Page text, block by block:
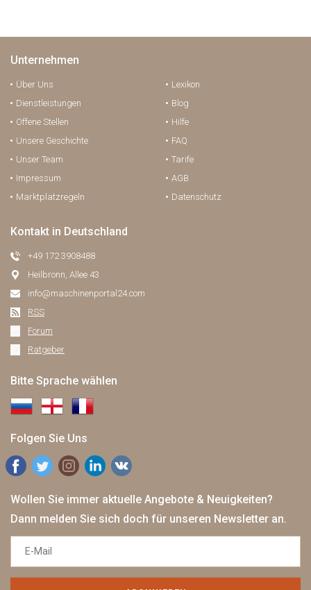
Unternehmen
Über Uns
Dienstleistungen
Offene Stellen
Unsere Geschichte
Unser Team
Impressum
Marktplatzregeln
Lexikon
Blog
Hilfe
FAQ
Tarife
AGB
Datenschutz
Kontakt in Deutschland
+49 172 3908488
Heilbronn, Allee 43
info@maschinenportal24.сom
RSS
Forum
Ratgeber
Bitte Sprache wählen
Folgen Sie Uns
Wollen Sie immer aktuelle Angebote & Neuigkeiten?
Dann melden Sie sich doch für unseren Newsletter an.